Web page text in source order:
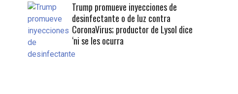
Trump promueve inyecciones de
desinfectante o de luz contra
CoronaVirus; productor de Lysol dice
‘ni se les ocurra